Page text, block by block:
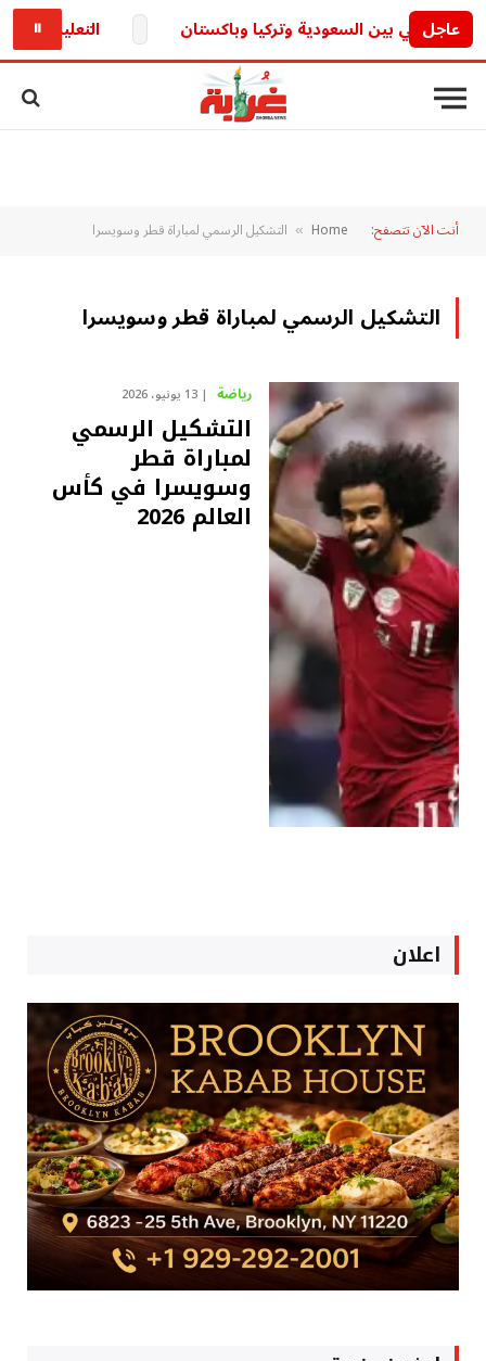
عاجل التعليم تكشف.. حقيقة تأجيل
⏸
أنت الآن تتصفح: Home
» التشكيل الرسمي لمباراة قطر وسويسرا
التشكيل الرسمي لمباراة قطر وسويسرا
رياضة 13 يونيو، 2026
التشكيل الرسمي
لمباراة قطر
وسويسرا في كأس
العالم 2026
اعلان